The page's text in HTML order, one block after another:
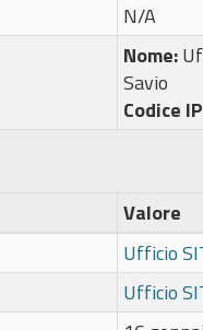
N/A
Nome:
Savio
Codice
Valore
Ufficio
Ufficio